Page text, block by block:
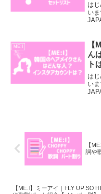
は
い
ポ
ME:I
【
ん
ト
は
い
【
詞や
【ME:I】ミーアイ｜FLY UP SO